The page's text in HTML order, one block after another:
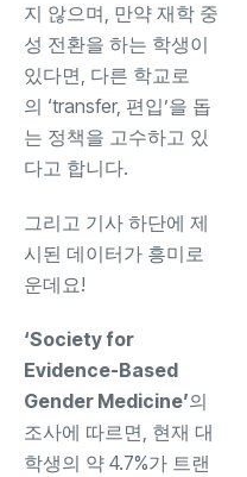
지 않으며, 만약 재학 중
성 전환을 하는 학생이
있다면, 다른 학교로
의 ‘transfer, 편입’을 돕
는 정책을 고수하고 있
다고 합니다.
그리고 기사 하단에 제
시된 데이터가 흥미로
운데요!
‘Society for
Evidence-Based
Gender Medicine’의
조사에 따르면, 현재 대
학생의 약 4.7%가 트랜